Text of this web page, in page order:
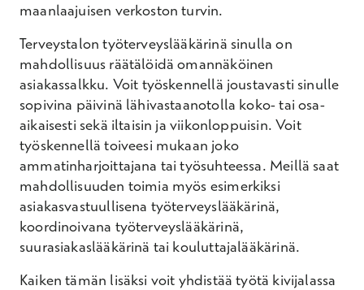
maanlaajuisen verkoston turvin.
Terveystalon työterveyslääkärinä sinulla on
mahdollisuus räätälöidä omannäköinen
asiakassalkku. Voit työskennellä joustavasti sinulle
sopivina päivinä lähivastaanotolla koko- tai osa-
aikaisesti sekä iltaisin ja viikonloppuisin. Voit
työskennellä toiveesi mukaan joko
ammatinharjoittajana tai työsuhteessa. Meillä saat
mahdollisuuden toimia myös esimerkiksi
asiakasvastuullisena työterveyslääkärinä,
koordinoivana työterveyslääkärinä,
suurasiakaslääkärinä tai kouluttajalääkärinä.
Kaiken tämän lisäksi voit yhdistää työtä kivijalassa